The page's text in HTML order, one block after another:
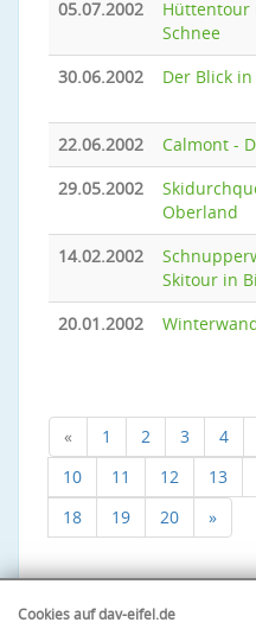
05.07.2002
Hüttentour
Schnee
30.06.2002
Der Blick
22.06.2002
Calmont -
29.05.2002
Oberland
14.02.2002
Skitour in
20.01.2002
« 1 2 3 4
10
11 12 13
18
19 20 »
Cookies auf dav-eifel.de